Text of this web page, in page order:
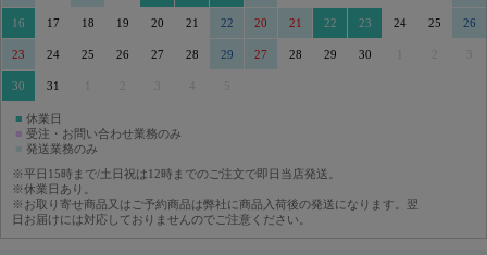
16 17 18 19 20 21 22
23 24 25 26 27 28 29
30 31 3 5
20 21 22 23 24 25 26
27 28 29 30 3
■ 休業日
■ 受注・お問い合わせ業務のみ
■ 発送業務のみ
※平日15時まで/土日祝は12時までのご注文で即日当店発送。
※休業日あり。
※お取り寄せ商品又はご予約商品は弊社に商品入荷後の発送になります。翌
日お届けには対応しておりませんのでご注意ください。